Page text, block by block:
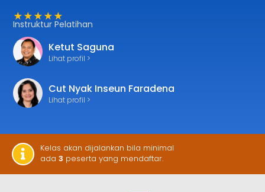
★★★★★
Instruktur Pelatihan
Ketut Saguna
Lihat profil >
Cut Nyak Inseun Faradena
Lihat profil >
Kelas akan dijalankan bila minimal
ada 3 peserta yang mendaftar.